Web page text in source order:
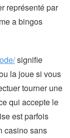
représenté par
a bingos
signifie
la joue si vous
tourner une
qui accepte le
est parfois
casino sans